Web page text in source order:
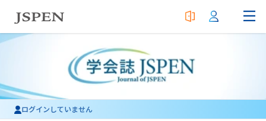
ログインしていません